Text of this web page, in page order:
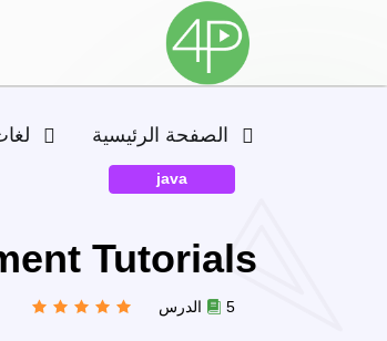
الصفحة الرئيسية
java
Tutorials
5 الدرس